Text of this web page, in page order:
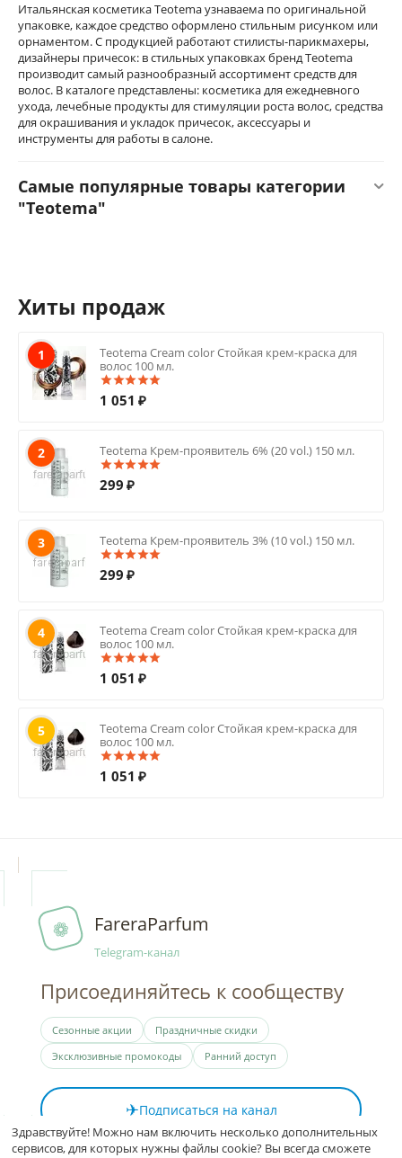
Итальянская косметика Teotema узнаваема по оригинальной
упаковке, каждое средство оформлено стильным рисунком или
орнаментом. С продукцией работают стилисты-парикмахеры,
дизайнеры причесок: в стильных упаковках бренд Teotema
производит самый разнообразный ассортимент средств для
волос. В каталоге представлены: косметика для ежедневного
ухода, лечебные продукты для стимуляции роста волос, средства
для окрашивания и укладок причесок, аксессуары и
инструменты для работы в салоне.
Самые популярные товары категории
"Teotema"
Хиты продаж
1
Teotema Cream color Стойкая крем-краска для
волос 100 мл.
1 051 ₽
2 Teotema Крем-проявитель 6% (20 vol.) 150 мл.
299 ₽
3 Teotema Крем-проявитель 3% (10 vol.) 150 мл.
299 ₽
4
Teotema Cream color Стойкая крем-краска для
волос 100 мл.
1 051 ₽
5
Teotema Cream color Стойкая крем-краска для
волос 100 мл.
1 051 ₽
❁ FareraParfum
Telegram-канал
Присоединяйтесь к сообществу
Сезонные акции
Праздничные скидки
Эксклюзивные промокоды
Ранний доступ
✈Подписаться на канал
Здравствуйте! Можно нам включить несколько дополнительных
сервисов, для которых нужны файлы cookie? Вы всегда сможете